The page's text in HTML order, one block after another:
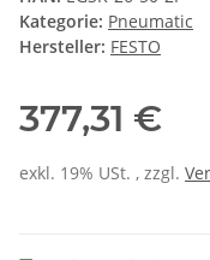
Kategorie: Pneumatic
Hersteller: FESTO
377,31 €
exkl. 19% USt. , zzgl.